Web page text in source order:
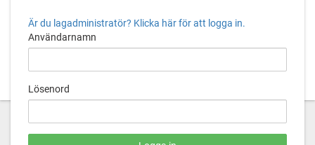
Är du lagadministratör? Klicka här för att logga in.
Användarnamn
Lösenord